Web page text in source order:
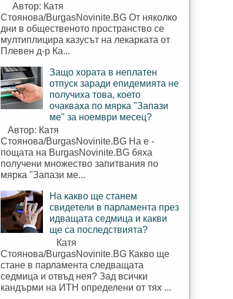
Автор: Катя
Стоянова/BurgasNovinite.BG От няколко
дни в общественото пространство се
мултиплицира казусът на лекарката от
Плевен д-р Ка...
Защо хората в неплатен
отпуск заради епидемията не
получиха това, което
очакваха по мярка "Запази
ме" за ноември месец?
Автор: Катя
Стоянова/BurgasNovinite.BG На е -
пощата на BurgasNovinite.BG бяха
получени множество запитвания по
мярка "Запази ме...
На какво ще станем
свидетели в парламента през
идващата седмица и какви
ще са последствията?
Катя
Стоянова/BurgasNovinite.BG Какво ще
стане в парламента следващата
седмица и отвъд нея? Зад всички
кандърми на ИТН определени от тях ...